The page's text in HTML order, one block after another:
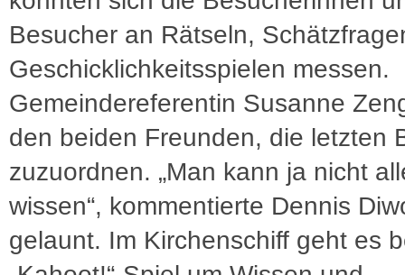
Besucher an Rätseln,
Geschicklichkeitsspielen messen.
Gemeindereferentin Susanne
den beiden Freunden, die letzten
zuzuordnen. „Man kann ja nicht
wissen“, kommentierte Dennis
gelaunt. Im Kirchenschiff geht es